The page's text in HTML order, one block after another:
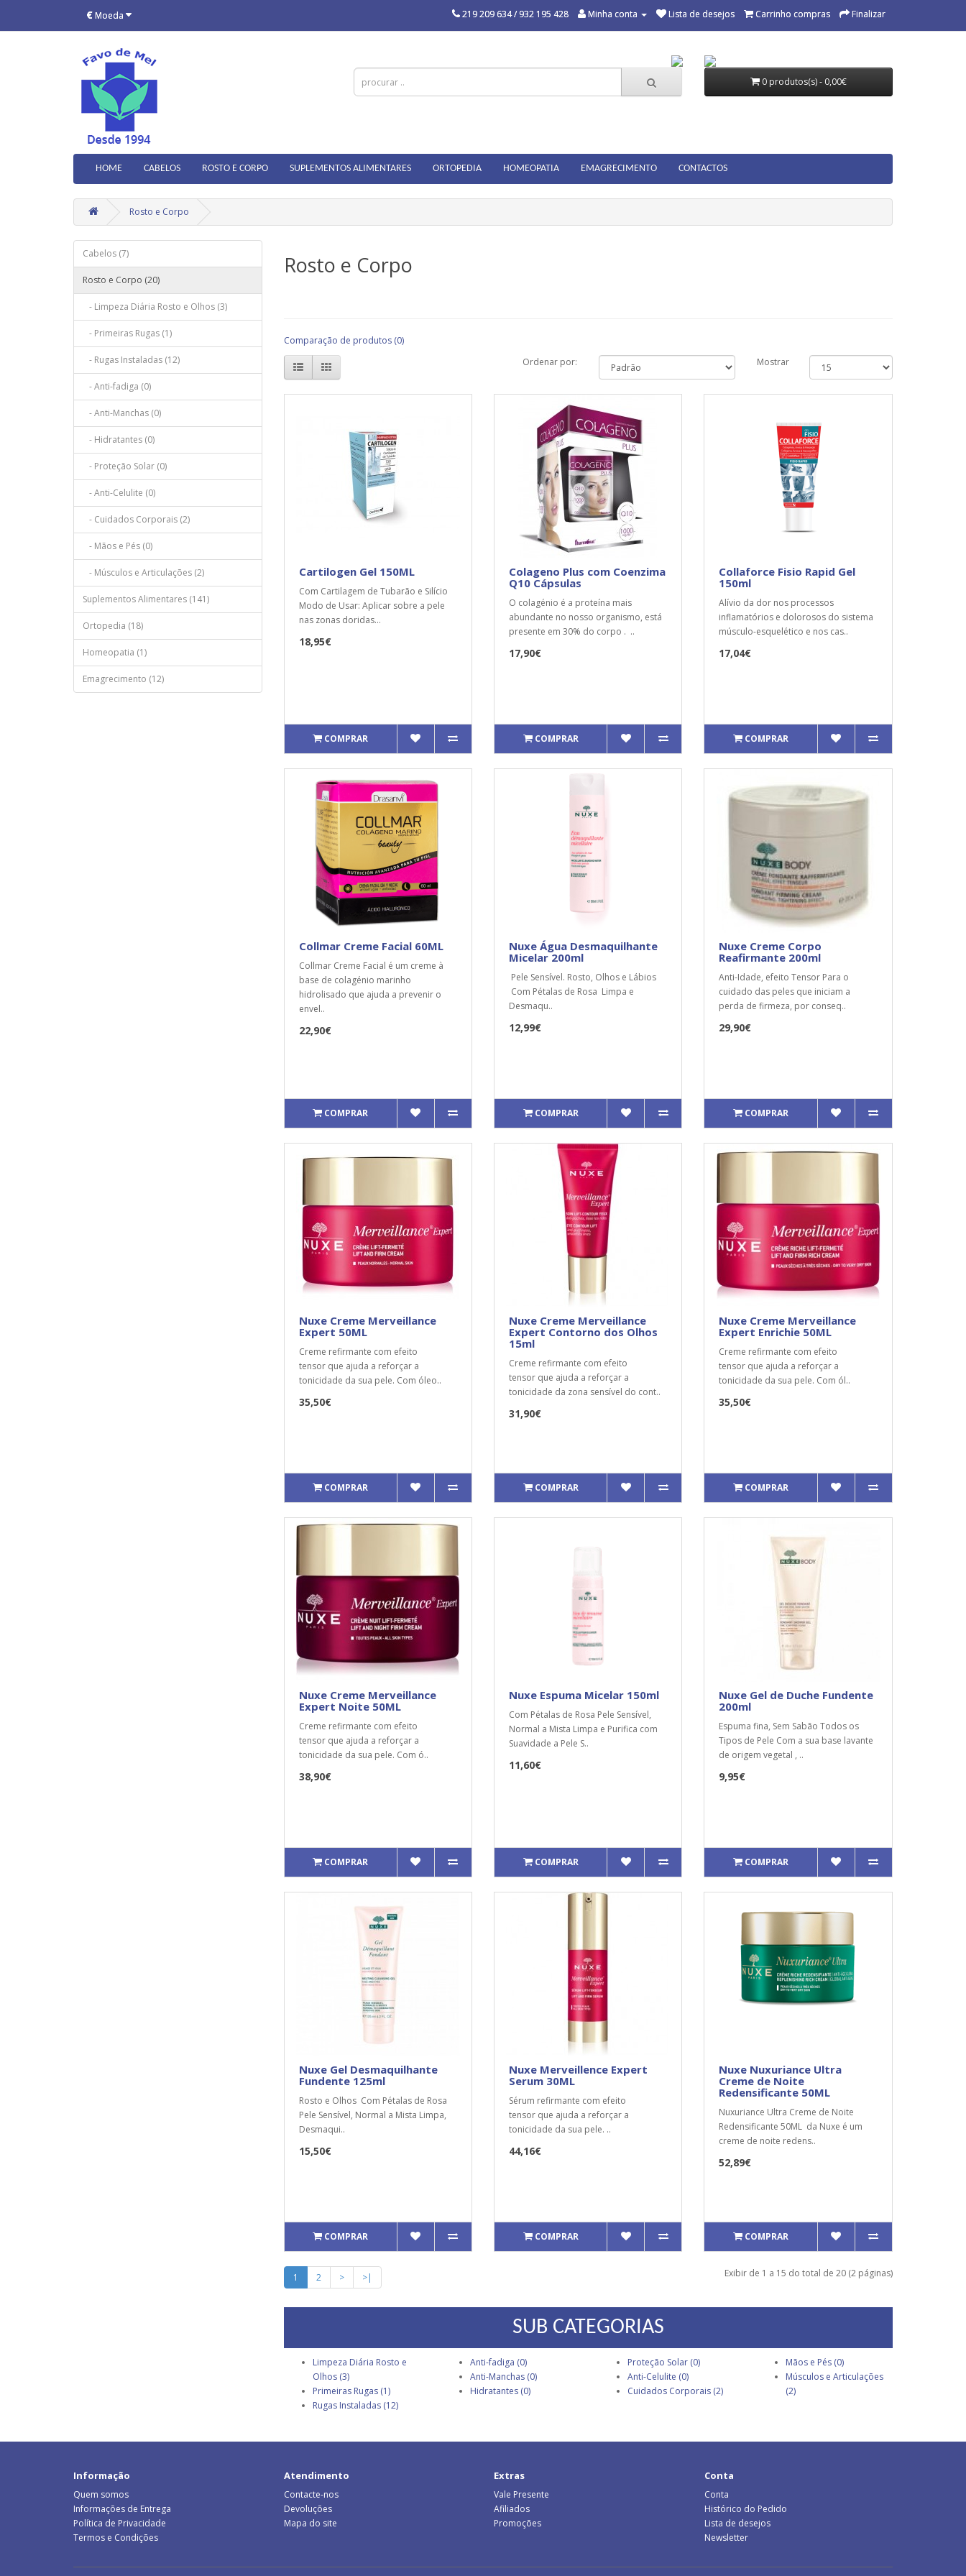
€Moeda 219 209 634 / 932 195 428 Minha conta Lista de desejos Carrinho compras Finalizar
0 produtos(s) - 0,00€
HOME CABELOS ROSTO E CORPO SUPLEMENTOS ALIMENTARES ORTOPEDIA HOMEOPATIA EMAGRECIMENTO CONTACTOS
Rosto e Corpo
Cabelos (7)
Rosto e Corpo (20)
- Limpeza Diária Rosto e Olhos (3)
- Primeiras Rugas (1)
- Rugas Instaladas (12)
- Anti-fadiga (0)
- Anti-Manchas (0)
- Hidratantes (0)
- Proteção Solar (0)
- Anti-Celulite (0)
- Cuidados Corporais (2)
- Mãos e Pés (0)
- Músculos e Articulações (2)
Suplementos Alimentares (141)
Ortopedia (18)
Homeopatia (1)
Emagrecimento (12)
Rosto e Corpo
Comparação de produtos (0)
Ordenar por:
Mostrar
Cartilogen Gel 150ML
Com Cartilagem de Tubarão e Silício
Modo de Usar: Aplicar sobre a pele
nas zonas doridas...
18,95€
COMPRAR
Colageno Plus com Coenzima
Q10 Cápsulas
O colagénio é a proteína mais
abundante no nosso organismo, está
presente em 30% do corpo . ..
17,90€
COMPRAR
Collaforce Fisio Rapid Gel
150ml
Alívio da dor nos processos
inflamatórios e dolorosos do sistema
músculo-esquelético e nos cas..
17,04€
COMPRAR
Collmar Creme Facial 60ML
Collmar Creme Facial é um creme à
base de colagénio marinho
hidrolisado que ajuda a prevenir o
envel..
22,90€
COMPRAR
Nuxe Água Desmaquilhante
Micelar 200ml
Pele Sensível. Rosto, Olhos e Lábios
Com Pétalas de Rosa Limpa e
Desmaqu..
12,99€
COMPRAR
Nuxe Creme Corpo
Reafirmante 200ml
Anti-Idade, efeito Tensor Para o
cuidado das peles que iniciam a
perda de firmeza, por conseq..
29,90€
COMPRAR
Nuxe Creme Merveillance
Expert 50ML
Creme refirmante com efeito
tensor que ajuda a reforçar a
tonicidade da sua pele. Com óleo..
35,50€
COMPRAR
Nuxe Creme Merveillance
Expert Contorno dos Olhos
15ml
Creme refirmante com efeito
tensor que ajuda a reforçar a
tonicidade da zona sensível do cont..
31,90€
COMPRAR
Nuxe Creme Merveillance
Expert Enrichie 50ML
Creme refirmante com efeito
tensor que ajuda a reforçar a
tonicidade da sua pele. Com ól..
35,50€
COMPRAR
Nuxe Creme Merveillance
Expert Noite 50ML
Creme refirmante com efeito
tensor que ajuda a reforçar a
tonicidade da sua pele. Com ó..
38,90€
COMPRAR
Nuxe Espuma Micelar 150ml
Com Pétalas de Rosa Pele Sensível,
Normal a Mista Limpa e Purifica com
Suavidade a Pele S..
11,60€
COMPRAR
Nuxe Gel de Duche Fundente
200ml
Espuma fina, Sem Sabão Todos os
Tipos de Pele Com a sua base lavante
de origem vegetal , ..
9,95€
COMPRAR
Nuxe Gel Desmaquilhante
Fundente 125ml
Rosto e Olhos Com Pétalas de Rosa
Pele Sensível, Normal a Mista Limpa,
Desmaqui..
15,50€
COMPRAR
Nuxe Merveillence Expert
Serum 30ML
Sérum refirmante com efeito
tensor que ajuda a reforçar a
tonicidade da sua pele. ..
44,16€
COMPRAR
Nuxe Nuxuriance Ultra
Creme de Noite
Redensificante 50ML
Nuxuriance Ultra Creme de Noite
Redensificante 50ML da Nuxe é um
creme de noite redens..
52,89€
COMPRAR
1 2 > >| Exibir de 1 a 15 do total de 20 (2 páginas)
SUB CATEGORIAS
Limpeza Diária Rosto e
Olhos (3)
Primeiras Rugas (1)
Rugas Instaladas (12)
Anti-fadiga (0)
Anti-Manchas (0)
Hidratantes (0)
Proteção Solar (0)
Anti-Celulite (0)
Cuidados Corporais (2)
Mãos e Pés (0)
Músculos e Articulações
(2)
Informação
Quem somos
Informações de Entrega
Política de Privacidade
Termos e Condições
Atendimento
Contacte-nos
Devoluções
Mapa do site
Extras
Vale Presente
Afiliados
Promoções
Conta
Conta
Histórico do Pedido
Lista de desejos
Newsletter